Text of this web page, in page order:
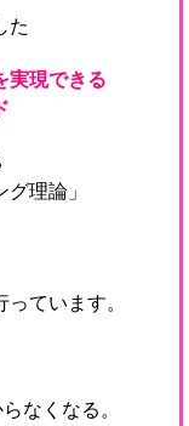
た
実現できる
理論」
ています。
なくなる。